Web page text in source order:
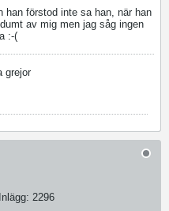
han förstod inte sa han, när han
av mig men jag såg ingen
:-(
grejor
Inlägg: 2296